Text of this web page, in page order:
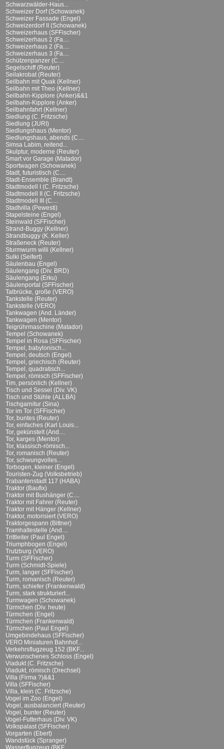
Schwarzwälder-Haus...
Schweizer Dorf (Schowanek)
Schweizer Fassade (Engel)
Schweizerdorf II (Schowanek)
Schweizerhaus (SFFischer)
Schweizerhaus 2 (Fa....
Schweizerhaus 2 (Fa....
Schweizerhaus 3 (Fa....
Schützenpanzer (C....
Segelschiff (Reuter)
Seilakrobat (Reuter)
Seilbahn mit Quak (Kellner)
Seilbahn mit Theo (Kellner)
Seilbahn-Kipplore (Anker)&&1
Seilbahn-Kipplore (Anker)
Seilbahnfahrt (Kellner)
Siedlung (C. Fritzsche)
Siedlung (JURI)
Siedlungshaus (Mentor)
Siedlungshaus, abends (C....
Simsa Labim, reitend...
Skulptur, moderne (Reuter)
Smart vor Garage (Matador)
Sportwagen (Schowanek)
Stadt, futuristisch (C....
Stadt-Ensemble (Brandt)
Stadtmodell I (C. Fritzsche)
Stadtmodell II (C. Fritzsche)
Stadtmodell III (C....
Stadtvilla (Pewesti)
Stapelsteine (Engel)
Steinwald (SFFischer)
Strand-Buggy (Kellner)
Strandbuggy (K. Keller)
Straßeneck (Reuter)
Sturmwurm willi (Kellner)
Sulki (Seifert)
Säulenbau (Engel)
Säulengang (Div. BRD)
Säulengang (Erku)
Säulenportal (SFFischer)
Talbrücke, große (VERO)
Tankstelle (Reuter)
Tankstelle (VERO)
Tankwagen (And. Länder)
Tankwagen (Mentor)
Teigrührmaschine (Matador)
Tempel (Schowanek)
Tempel in Rosa (SFFischer)
Tempel, babylonisch...
Tempel, deutsch (Engel)
Tempel, griechisch (Reuter)
Tempel, quadratisch...
Tempel, römisch (SFFischer)
Tim, persönlich (Kellner)
Tisch und Sessel (Div. VK)
Tisch und Stühle (ALLBA)
Tischgarnitur (Sina)
Tor im Tor (SFFischer)
Tor, buntes (Reuter)
Tor, einfaches (Karl Louis...
Tor, gekünstelt (And....
Tor, karges (Mentor)
Tor, klassisch-römisch...
Tor, romanisch (Reuter)
Tor, schwungvolles...
Torbogen, kleiner (Engel)
Touristen-Zug (Volksbetrieb)
Trabantenstadt 117 (HABA)
Traktor (Baufix)
Traktor mit Bushänger (C....
Traktor mit Fahrer (Reuter)
Traktor mit Hänger (Kellner)
Traktor, motorisiert (VERO)
Traktorgespann (Bittner)
Tramhaltestelle (And....
Trittleiter (Paul Engel)
Triumphbogen (Engel)
Trutzburg (VERO)
Turm (SFFischer)
Turm (Schmidt-Spiele)
Turm, langer (SFFischer)
Turm, romanisch (Reuter)
Turm, schiefer (Frankenwald)
Turm, stark strukturiert...
Turmwagen (Schowanek)
Türmchen (Div. heute)
Türmchen (Engel)
Türmchen (Frankenwald)
Türmchen (Paul Engel)
Umgebindehaus (SFFischer)
VERO Miniaturen Bahnhof...
Verkehrsflugzeug 152 (BKF...
Verwunschenes Schloss (Engel)
Viadukt (C. Fritzsche)
Viadukt, römisch (Drechsel)
Villa (Firma ?)&&1
Villa (SFFischer)
Villa, klein (C. Fritzsche)
Vogel im Zoo (Engel)
Vogel, ausbalanciert (Reuter)
Vogel, bunter (Reuter)
Vogel-Futterhaus (Div. VK)
Volkspalast (SFFischer)
Vorgarten (Ebert)
Wandstück (Spranger)
Wasserflugzeug (BKF